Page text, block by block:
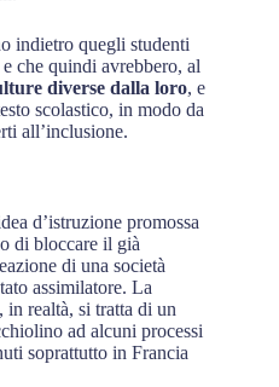
indietro quegli studenti
che quindi avrebbero, al
diverse dalla loro, e
scolastico, in modo da
all’inclusione.
d’istruzione promossa
di bloccare il già
di una società
assimilatore. La
in realtà, si tratta di un
ad alcuni processi
soprattutto in Francia